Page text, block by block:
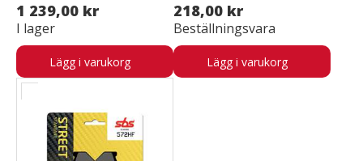
1 239,00 kr
I lager
Lägg i varukorg
218,00 kr
Beställningsvara
Lägg i varukorg